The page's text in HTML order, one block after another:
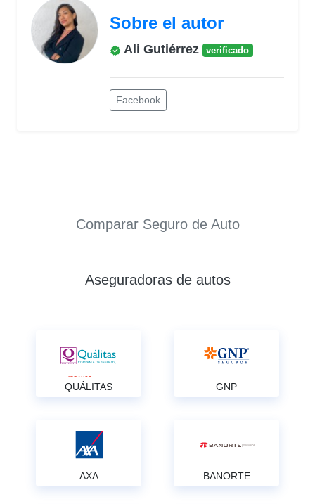
Sobre el autor
Ali Gutiérrez verificado
Facebook
Comparar Seguro de Auto
Aseguradoras de autos
QUÁLITAS GNP
AXA BANORTE